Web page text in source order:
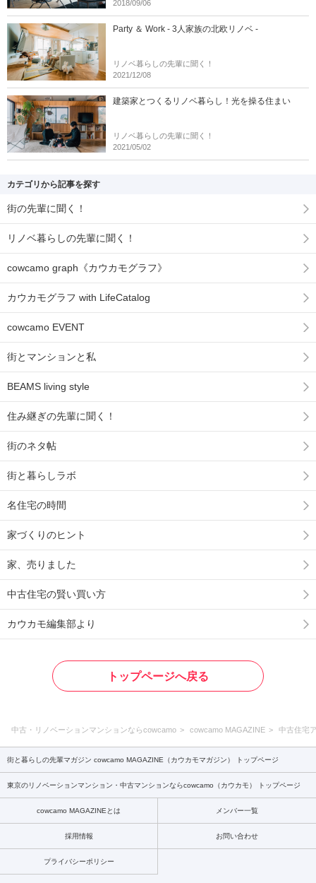
2018/09/06
Party ＆ Work - 3人家族の北欧リノベ -
リノベ暮らしの先輩に聞く！
2021/12/08
建築家とつくるリノベ暮らし！光を操る住まい
リノベ暮らしの先輩に聞く！
2021/05/02
カテゴリから記事を探す
街の先輩に聞く！
リノベ暮らしの先輩に聞く！
cowcamo graph《カウカモグラフ》
カウカモグラフ with LifeCatalog
cowcamo EVENT
街とマンションと私
BEAMS living style
住み継ぎの先輩に聞く！
街のネタ帖
街と暮らしラボ
名住宅の時間
家づくりのヒント
家、売りました
中古住宅の賢い買い方
カウカモ編集部より
トップページへ戻る
中古・リノベーションマンションならcowcamo cowcamo MAGAZINE 中古住宅
街と暮らしの先輩マガジン cowcamo MAGAZINE（カウカモマガジン） トップページ
東京のリノベーションマンション・中古マンションならcowcamo（カウカモ） トップページ
cowcamo MAGAZINEとは メンバー一覧
採用情報 お問い合わせ
プライバシーポリシー